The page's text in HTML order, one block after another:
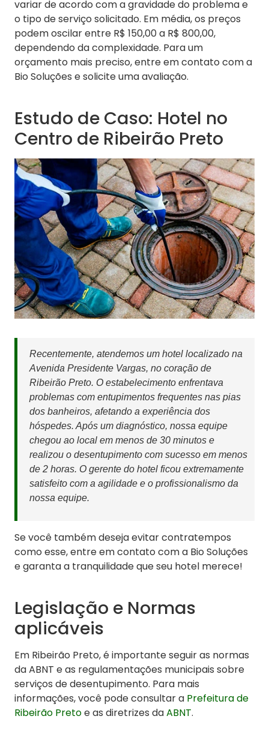
variar de acordo com a gravidade do problema e
o tipo de serviço solicitado. Em média, os preços
podem oscilar entre R$ 150,00 a R$ 800,00,
dependendo da complexidade. Para um
orçamento mais preciso, entre em contato com a
Bio Soluções e solicite uma avaliação.
Estudo de Caso: Hotel no
Centro de Ribeirão Preto
Recentemente, atendemos um hotel localizado na
Avenida Presidente Vargas, no coração de
Ribeirão Preto. O estabelecimento enfrentava
problemas com entupimentos frequentes nas pias
dos banheiros, afetando a experiência dos
hóspedes. Após um diagnóstico, nossa equipe
chegou ao local em menos de 30 minutos e
realizou o desentupimento com sucesso em menos
de 2 horas. O gerente do hotel ficou extremamente
satisfeito com a agilidade e o profissionalismo da
nossa equipe.
Se você também deseja evitar contratempos
como esse, entre em contato com a Bio Soluções
e garanta a tranquilidade que seu hotel merece!
Legislação e Normas
aplicáveis
Em Ribeirão Preto, é importante seguir as normas
da ABNT e as regulamentações municipais sobre
serviços de desentupimento. Para mais
informações, você pode consultar a Prefeitura de
Ribeirão Pretoe as diretrizes daABNT.